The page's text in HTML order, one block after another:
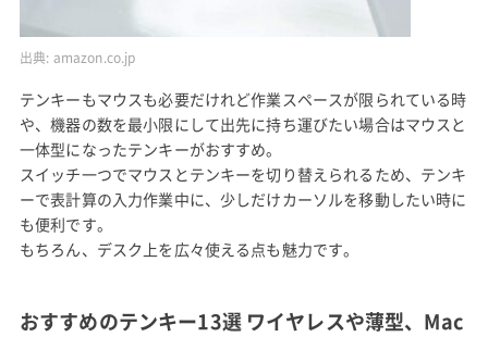
出典: amazon.co.jp
テンキーもマウスも必要だけれど作業スペースが限られている時
や、機器の数を最小限にして出先に持ち運びたい場合はマウスと
一体型になったテンキーがおすすめ。
スイッチ一つでマウスとテンキーを切り替えられるため、テンキ
ーで表計算の入力作業中に、少しだけカーソルを移動したい時に
も便利です。
もちろん、デスク上を広々使える点も魅力です。
おすすめのテンキー13選 ワイヤレスや薄型、Mac